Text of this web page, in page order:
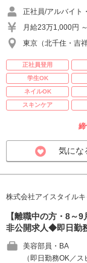
正社員/アルバイト
月給23万1,000円
東京（北千住・吉
正社員登用
学生OK
ネイルOK
スキンケア
締
気にな
株式会社アイスタイルキ
【離職中の方・8～
非公開求人◆即日勤
美容部員・BA
（即日勤務OK／